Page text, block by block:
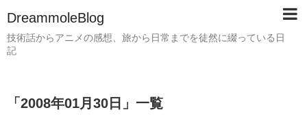
DreammoleBlog
技術話からアニメの感想、旅から日常までを徒然に綴っている日
記
「 2008年01月30日 」 一覧